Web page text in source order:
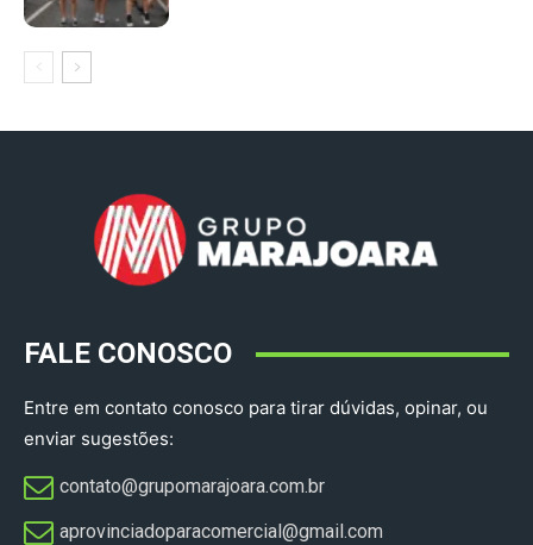
FALE CONOSCO
Entre em contato conosco para tirar dúvidas, opinar, ou
enviar sugestões:
contato@grupomarajoara.com.br
aprovinciadoparacomercial@gmail.com​